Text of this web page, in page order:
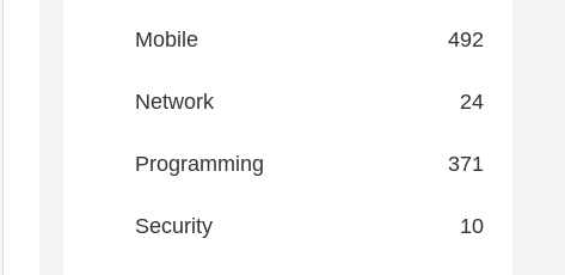
Mobile 492
Network 24
Programming 371
Security 10